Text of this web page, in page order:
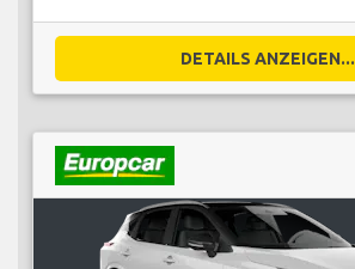
DETAILS ANZEIGEN...